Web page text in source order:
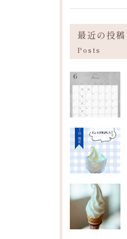
最近の投稿
Posts